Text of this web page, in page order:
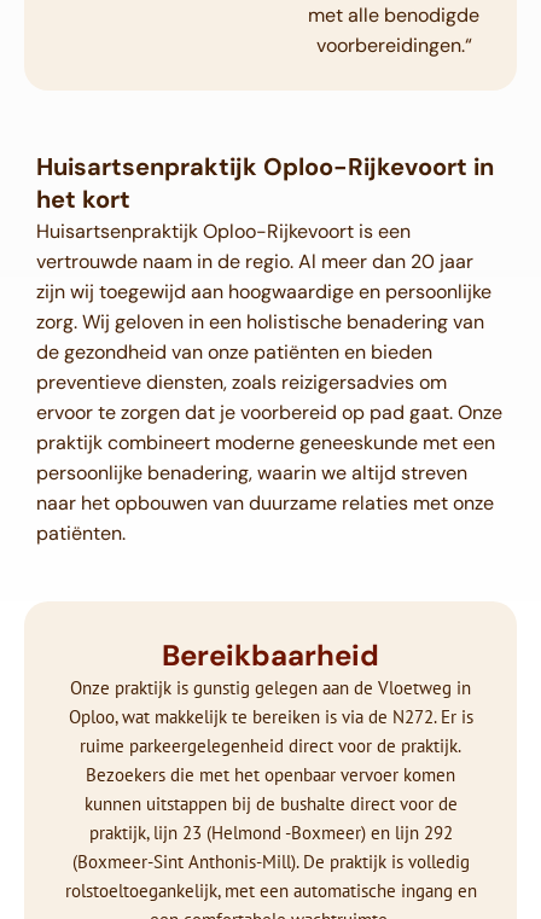
met alle benodigde
voorbereidingen.“
Huisartsenpraktijk Oploo-Rijkevoort in
het kort
Huisartsenpraktijk Oploo-Rijkevoort is een
vertrouwde naam in de regio. Al meer dan 20 jaar
zijn wij toegewijd aan hoogwaardige en persoonlijke
zorg. Wij geloven in een holistische benadering van
de gezondheid van onze patiënten en bieden
preventieve diensten, zoals reizigersadvies om
ervoor te zorgen dat je voorbereid op pad gaat. Onze
praktijk combineert moderne geneeskunde met een
persoonlijke benadering, waarin we altijd streven
naar het opbouwen van duurzame relaties met onze
patiënten.
Bereikbaarheid
Onze praktijk is gunstig gelegen aan de Vloetweg in
Oploo, wat makkelijk te bereiken is via de N272. Er is
ruime parkeergelegenheid direct voor de praktijk.
Bezoekers die met het openbaar vervoer komen
kunnen uitstappen bij de bushalte direct voor de
praktijk, lijn 23 (Helmond -Boxmeer) en lijn 292
(Boxmeer-Sint Anthonis-Mill). De praktijk is volledig
rolstoeltoegankelijk, met een automatische ingang en